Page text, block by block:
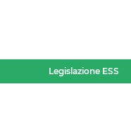
Legislazione ESS